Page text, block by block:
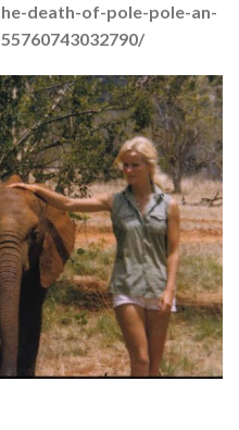
death-of-pole-pole-an-